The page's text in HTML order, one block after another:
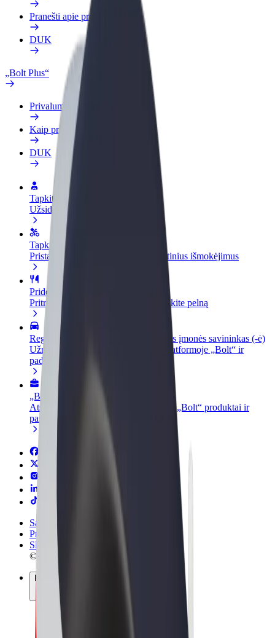
Pranešti apie problemą
DUK
„Bolt Plus“
Privalumai
Kaip prisijungti
DUK
Tapkite vairuotoju (-a)
Užsidirbkite jums patogiu metu
Tapkite kurjeriu (-e)
Pristatinėkite maistą ir gaukite savaitinius išmokėjimus
Pridėti restoraną ar parduotuvę
Pritraukite daugiau klientų ir padidinkite pelną
Registruotis kaip automobilių nuomos įmonės savininkas (-ė)
Užregistruokite savo automobilius platformoje „Bolt“ ir
padidinkite pajamas
„Bolt for Business“
Atskirų įmonių poreikiams pritaikomi „Bolt“ produktai ir
paslaugos
Sąlygos
Privatumas
Slapukai
© 2026 Bolt Technology OÜ
Paslaugos
Kelionės
Paspirtukai